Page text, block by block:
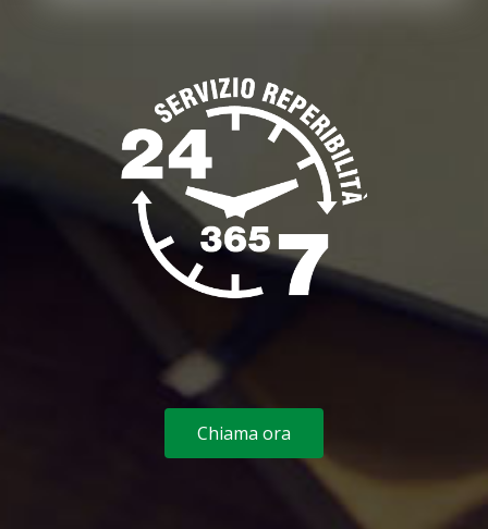
Chiama ora